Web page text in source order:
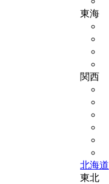
東海
関西
北海道
東北